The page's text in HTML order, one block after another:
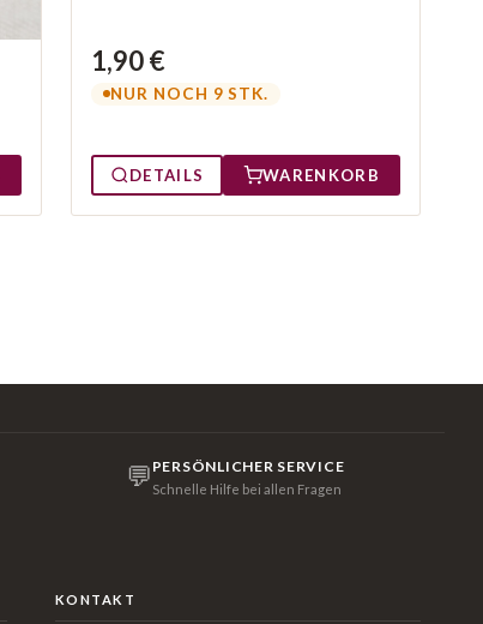
1,90 €
NUR NOCH 9 STK.
DETAILS WARENKORB
💬 PERSÖNLICHER SERVICE
Schnelle Hilfe bei allen Fragen
KONTAKT